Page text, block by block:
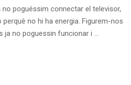
poguéssim connectar el televisor,
no hi ha energia. Figurem-nos
ja no poguessin funcionar i …